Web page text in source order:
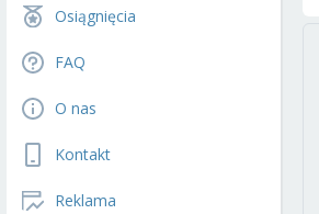
Osiągnięcia
FAQ
O nas
Kontakt
Reklama